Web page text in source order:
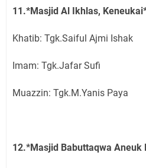
11.*Masjid Al Ikhlas,
Khatib: Tgk.Saiful Ajmi Ishak
Imam: Tgk.Jafar Sufi
Muazzin: Tgk.M.Yanis Paya
12.*Masjid Babuttaqwa Aneuk